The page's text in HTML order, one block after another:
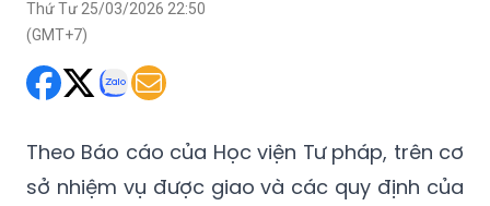
Thứ Tư 25/03/2026 22:50
(GMT+7)
Theo Báo cáo của Học viện Tư pháp, trên cơ
sở nhiệm vụ được giao và các quy định của